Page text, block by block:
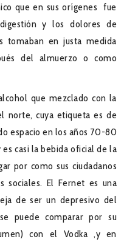
en sus orígenes fue
y los dolores de
tomaban en justa medida
del almuerzo o como
que mezclado con la
norte, cuya etiqueta es de
espacio en los años 70-80
casi la bebida oficial de la
por como sus ciudadanos
sociales. El Fernet es una
de ser un depresivo del
puede comparar por su
con el Vodka ,y en